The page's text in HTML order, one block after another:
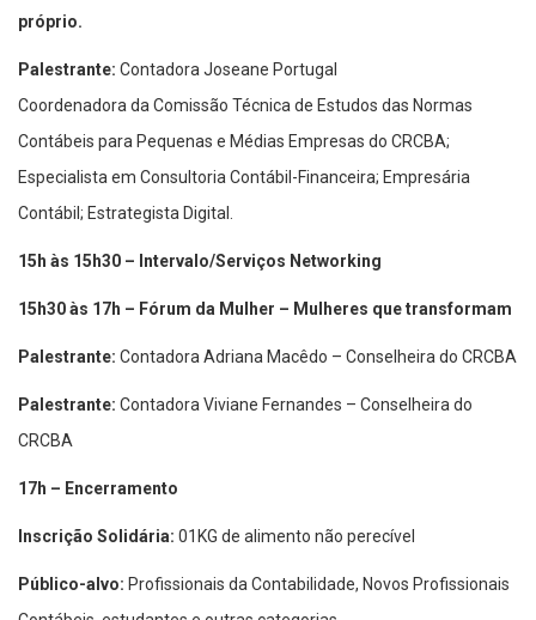
próprio.
Palestrante: Contadora Joseane Portugal
Coordenadora da Comissão Técnica de Estudos das Normas
Contábeis para Pequenas e Médias Empresas do CRCBA;
Especialista em Consultoria Contábil-Financeira; Empresária
Contábil; Estrategista Digital.
15h às 15h30 – Intervalo/Serviços Networking
15h30 às 17h – Fórum da Mulher – Mulheres que transformam
Palestrante: Contadora Adriana Macêdo – Conselheira do CRCBA
Palestrante: Contadora Viviane Fernandes – Conselheira do
CRCBA
17h – Encerramento
Inscrição Solidária: 01KG de alimento não perecível
Público-alvo: Profissionais da Contabilidade, Novos Profissionais